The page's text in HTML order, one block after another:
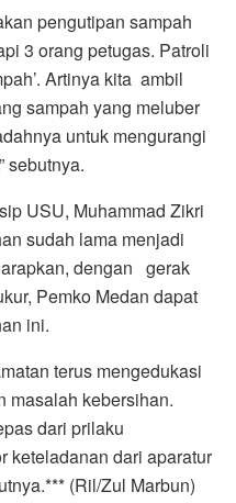
pengutipan sampah
3 orang petugas. Patroli
Artinya kita ambil
sampah yang meluber
untuk mengurangi
sebutnya.
USU, Muhammad Zikri
sudah lama menjadi
dengan gerak
Pemko Medan dapat
ini.
terus mengedukasi
masalah kebersihan.
dari prilaku
keteladanan dari aparatur
(Ril/Zul Marbun)